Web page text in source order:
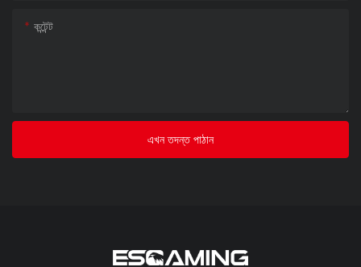
কন্টেন্ট
এখন তদন্ত পাঠান